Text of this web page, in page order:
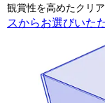
観賞性を高めたクリ
スからお選びいた